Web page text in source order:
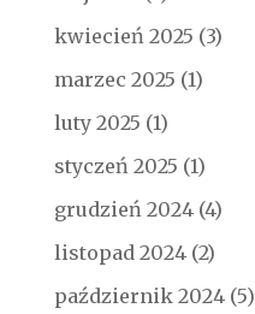
kwiecień 2025 (3)
marzec 2025 (1)
luty 2025 (1)
styczeń 2025 (1)
grudzień 2024(4)
listopad 2024(2)
październik 2024(5)